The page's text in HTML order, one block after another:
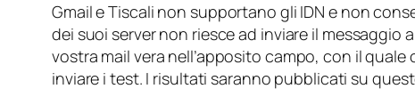
Gmail e Tiscali non supportano gli IDN e non
dei suoi server non riesce ad inviare il
vostra mail vera nell’apposito campo, con il
inviare i test. I risultati saranno pubblicati su